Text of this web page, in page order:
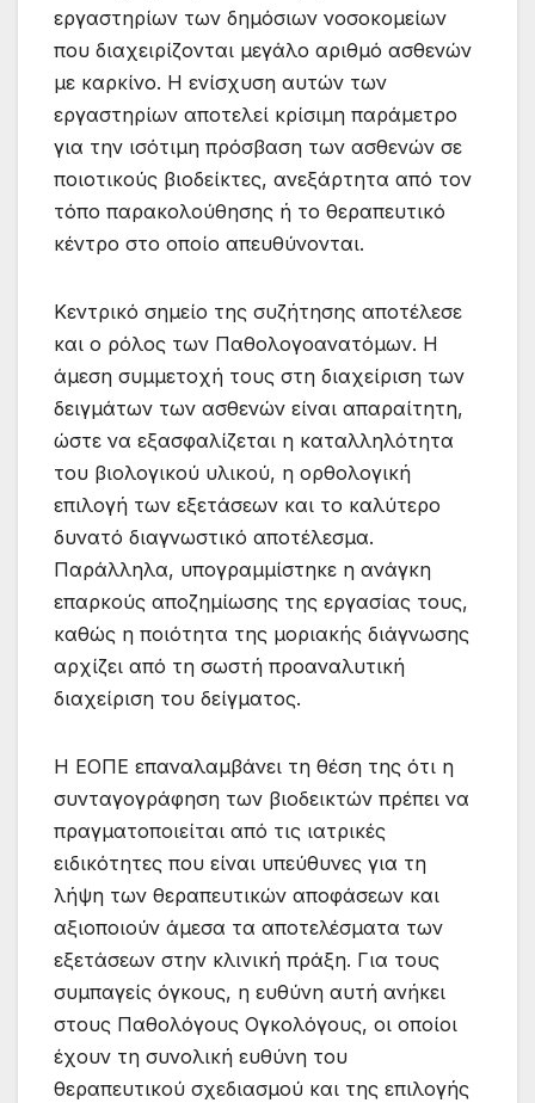
εργαστηρίων των δημόσιων νοσοκομείων
που διαχειρίζονται μεγάλο αριθμό ασθενών
με καρκίνο. Η ενίσχυση αυτών των
εργαστηρίων αποτελεί κρίσιμη παράμετρο
για την ισότιμη πρόσβαση των ασθενών σε
ποιοτικούς βιοδείκτες, ανεξάρτητα από τον
τόπο παρακολούθησης ή το θεραπευτικό
κέντρο στο οποίο απευθύνονται.
Κεντρικό σημείο της συζήτησης αποτέλεσε
και ο ρόλος των Παθολογοανατόμων. Η
άμεση συμμετοχή τους στη διαχείριση των
δειγμάτων των ασθενών είναι απαραίτητη,
ώστε να εξασφαλίζεται η καταλληλότητα
του βιολογικού υλικού, η ορθολογική
επιλογή των εξετάσεων και το καλύτερο
δυνατό διαγνωστικό αποτέλεσμα.
Παράλληλα, υπογραμμίστηκε η ανάγκη
επαρκούς αποζημίωσης της εργασίας τους,
καθώς η ποιότητα της μοριακής διάγνωσης
αρχίζει από τη σωστή προαναλυτική
διαχείριση του δείγματος.
Η ΕΟΠΕ επαναλαμβάνει τη θέση της ότι η
συνταγογράφηση των βιοδεικτών πρέπει να
πραγματοποιείται από τις ιατρικές
ειδικότητες που είναι υπεύθυνες για τη
λήψη των θεραπευτικών αποφάσεων και
αξιοποιούν άμεσα τα αποτελέσματα των
εξετάσεων στην κλινική πράξη. Για τους
συμπαγείς όγκους, η ευθύνη αυτή ανήκει
στους Παθολόγους Ογκολόγους, οι οποίοι
έχουν τη συνολική ευθύνη του
θεραπευτικού σχεδιασμού και της επιλογής